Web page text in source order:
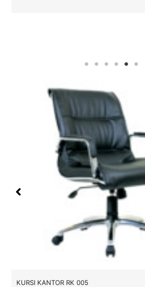
KURSI KANTOR RK 005